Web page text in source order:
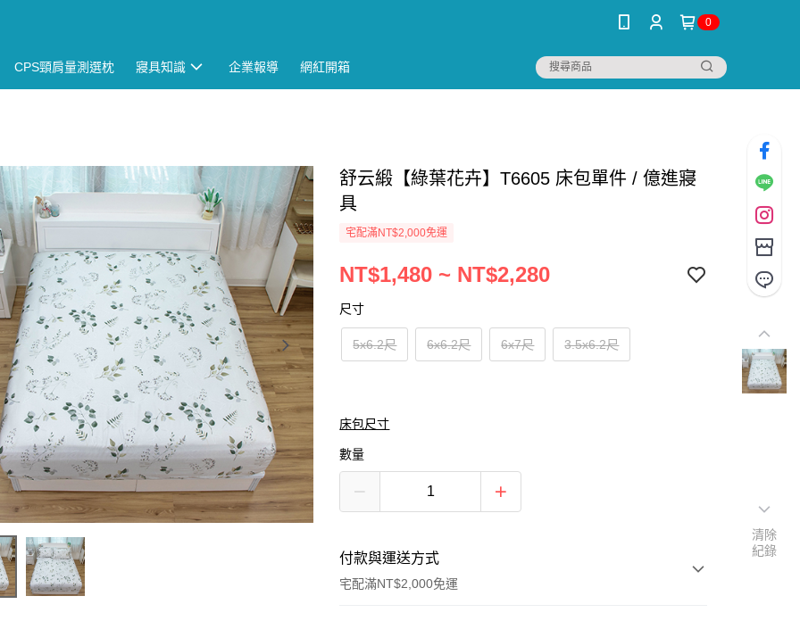
0
CPS頸肩量測選枕 寢具知識 企業報導 網紅開箱
舒云緞【綠葉花卉】T6605 床包單件 / 億進寢
具
宅配滿NT$2,000免運
NT$1,480 ~ NT$2,280
尺寸
5x6.2尺 6x6.2尺 6x7尺 3.5x6.2尺
床包尺寸
數量
付款與運送方式
宅配滿NT$2,000免運
清除
紀錄